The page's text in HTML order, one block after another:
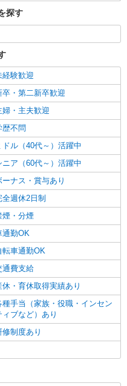
探す
経験歓迎
卒・第二新卒歓迎
婦・主夫歓迎
歴不問
ドル（40代～）活躍中
ニア（60代～）活躍中
ーナス・賞与あり
全週休2日制
煙・分煙
通勤OK
転車通勤OK
通費支給
休・育休取得実績あり
種手当（家族・役職・インセン
ィブなど）あり
修制度あり